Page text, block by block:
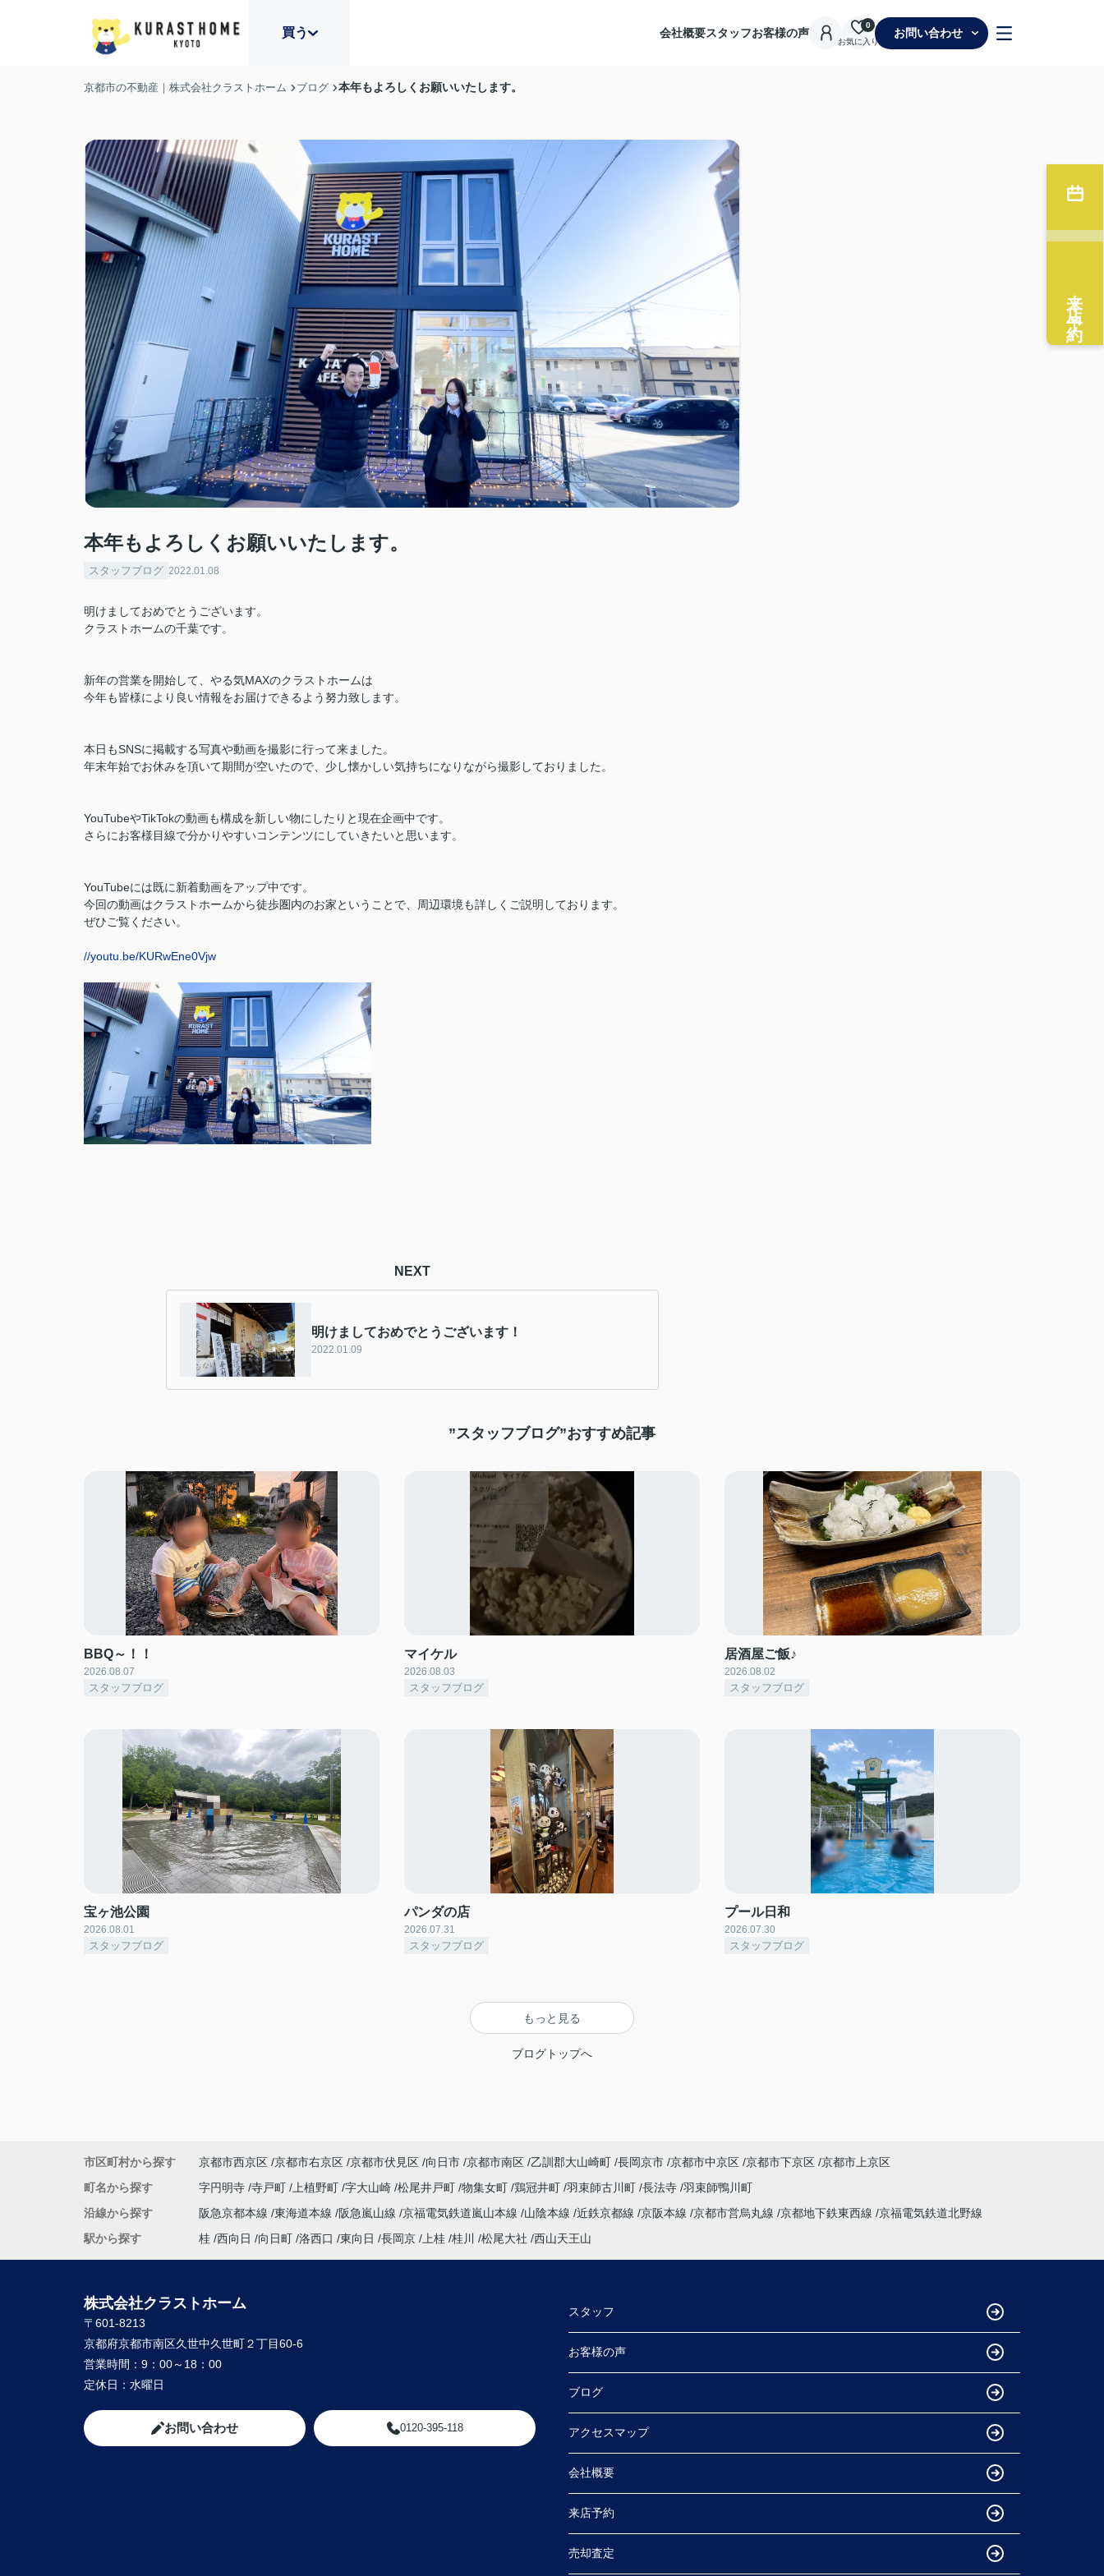
買う 会社概要スタッフお客様の声
お気に入り
0
お問い合わせ
京都市の不動産｜株式会社クラストホーム ブログ 本年もよろしくお願いいたします。
本年もよろしくお願いいたします。
スタッフブログ 2022.01.08
明けましておめでとうございます。
クラストホームの千葉です。
新年の営業を開始して、やる気MAXのクラストホームは
今年も皆様により良い情報をお届けできるよう努力致します。
本日もSNSに掲載する写真や動画を撮影に行って来ました。
年末年始でお休みを頂いて期間が空いたので、少し懐かしい気持ちになりながら撮影しておりました。
YouTubeやTikTokの動画も構成を新しい物にしたりと現在企画中です。
さらにお客様目線で分かりやすいコンテンツにしていきたいと思います。
YouTubeには既に新着動画をアップ中です。
今回の動画はクラストホームから徒歩圏内のお家ということで、周辺環境も詳しくご説明しております。
ぜひご覧ください。
//youtu.be/KURwEne0Vjw
NEXT
明けましておめでとうございます！
2022.01.09
”スタッフブログ”おすすめ記事
BBQ～！！
2026.08.07
スタッフブログ
マイケル
2026.08.03
スタッフブログ
居酒屋ご飯♪
2026.08.02
スタッフブログ
宝ヶ池公園
2026.08.01
スタッフブログ
パンダの店
2026.07.31
スタッフブログ
プール日和
2026.07.30
スタッフブログ
もっと見る
ブログトップへ
来店予約
市区町村から探す 京都市西京区 京都市右京区 京都市伏見区 向日市 京都市南区 乙訓郡大山崎町 長岡京市 京都市中京区 京都市下京区 京都市上京区
町名から探す
字円明寺 寺戸町 上植野町 字大山崎 松尾井戸町 物集女町 鶏冠井町 羽束師古川町 長法寺 羽束師鴨川町
沿線から探す
阪急京都本線 東海道本線 阪急嵐山線 京福電気鉄道嵐山本線 山陰本線 近鉄京都線 京阪本線 京都市営烏丸線 京都地下鉄東西線 京福電気鉄道北野線
駅から探す
桂 西向日 向日町 洛西口 東向日 長岡京 上桂 桂川 松尾大社 西山天王山
株式会社クラストホーム
〒601-8213
京都府京都市南区久世中久世町２丁目60-6
営業時間： 9：00～18：00
定休日： 水曜日
お問い合わせ 0120-395-118
スタッフ
お客様の声
ブログ
アクセスマップ
会社概要
来店予約
売却査定